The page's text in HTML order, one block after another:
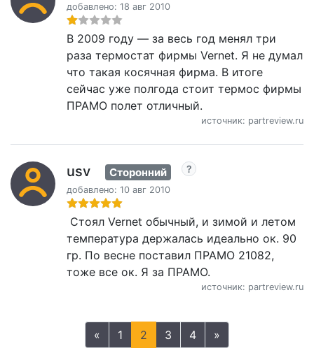
добавлено: 18 авг 2010
В 2009 году — за весь год менял три
раза термостат фирмы Vernet. Я не думал
что такая косячная фирма. В итоге
сейчас уже полгода стоит термос фирмы
ПРАМО полет отличный.
источник: partreview.ru
usv Сторонний
добавлено: 10 авг 2010
Стоял Vernet обычный, и зимой и летом
температура держалась идеально ок. 90
гр. По весне поставил ПРАМО 21082,
тоже все ок. Я за ПРАМО.
источник: partreview.ru
« 1 2 3 4 »